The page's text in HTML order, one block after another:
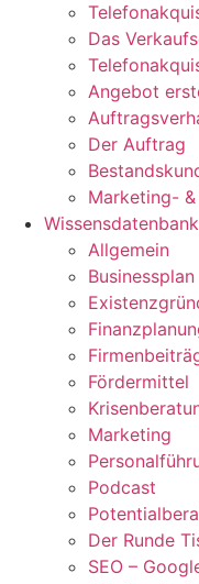
Das
Angebot
Der Auftrag
Marketing-
Wissensdatenbank
Allgemein
Businessplan
Fördermittel
Marketing
Podcast
Der Runde
SEO –